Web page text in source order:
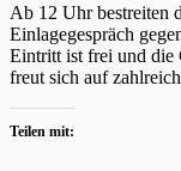
Ab 12 Uhr bestreiten
Einlagegespräch
Eintritt ist frei und die
freut sich auf
Teilen mit: